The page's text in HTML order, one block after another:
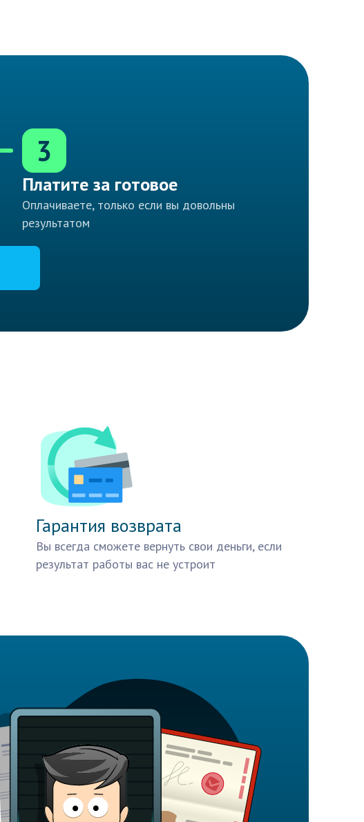
3
Платите за готовое
Оплачиваете, только если вы довольны
результатом
Гарантия возврата
Вы всегда сможете вернуть свои деньги, если
результат работы вас не устроит